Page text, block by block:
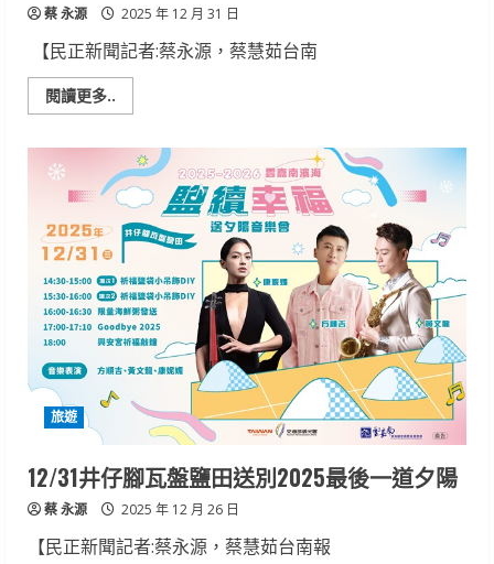
蔡 永源 2025 年 12 月 31 日
【民正新聞記者:蔡永源，蔡慧茹台南
閱讀更多..
more
後
一
道
夕
陽
的
溫
柔
告
別!
井
仔
鹽
幸
會
感
動
落
旅遊
12/31井仔腳瓦盤鹽田送別2025最後一道夕陽
蔡 永源 2025 年 12 月 26 日
【民正新聞記者:蔡永源，蔡慧茹台南報